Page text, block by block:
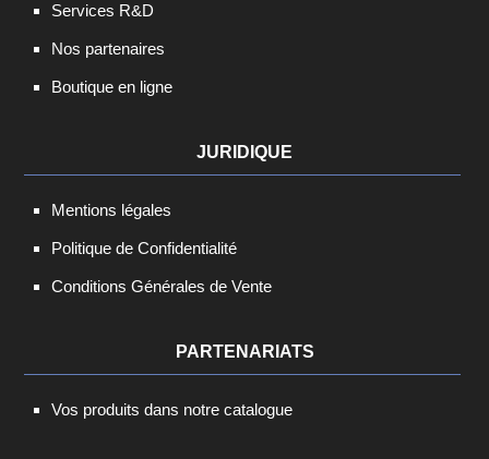
Services R&D
Nos partenaires
Boutique en ligne
JURIDIQUE
Mentions légales
Politique de Confidentialité
Conditions Générales de Vente
PARTENARIATS
Vos produits dans notre catalogue